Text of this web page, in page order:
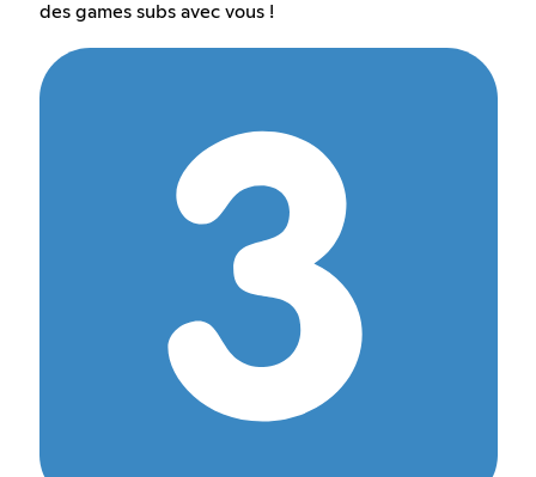
des games subs avec vous !